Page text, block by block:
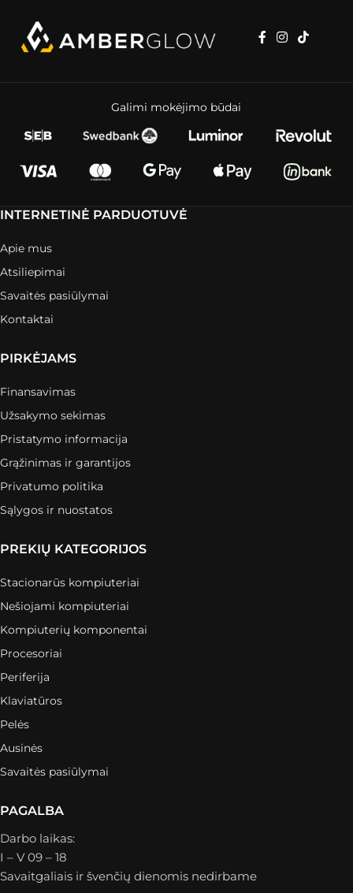
Galimi mokėjimo būdai
INTERNETINĖ PARDUOTUVĖ
Apie mus
Atsiliepimai
Savaitės pasiūlymai
Kontaktai
PIRKĖJAMS
Finansavimas
Užsakymo sekimas
Pristatymo informacija
Grąžinimas ir garantijos
Privatumo politika
Sąlygos ir nuostatos
PREKIŲ KATEGORIJOS
Stacionarūs kompiuteriai
Nešiojami kompiuteriai
Kompiuterių komponentai
Procesoriai
Periferija
Klaviatūros
Pelės
Ausinės
Savaitės pasiūlymai
PAGALBA
Darbo laikas:
I – V 09 – 18
Savaitgaliais ir švenčių dienomis nedirbame